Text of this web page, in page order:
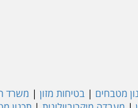
מטבחים | בטיחות מזון | משרד